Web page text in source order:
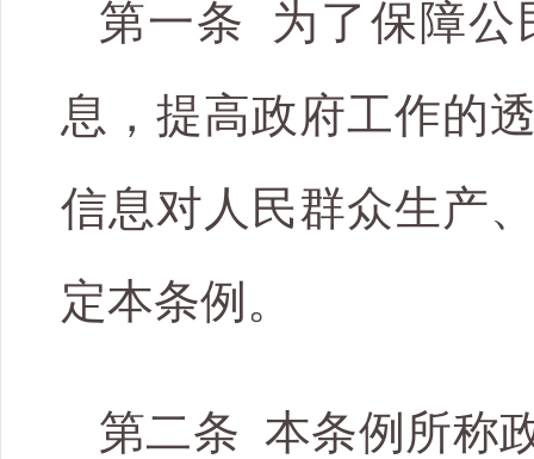
第一条 为了保障公
息，提高政府工作的
信息对人民群众生产
定本条例。
第二条 本条例所称